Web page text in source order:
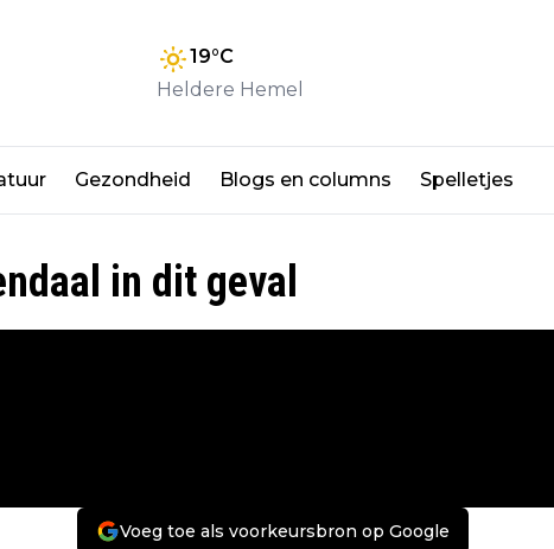
19°C
Heldere Hemel
Gezondheid Blogs en columns Spelletjes
in dit geval
Voeg toe als voorkeursbron op Google